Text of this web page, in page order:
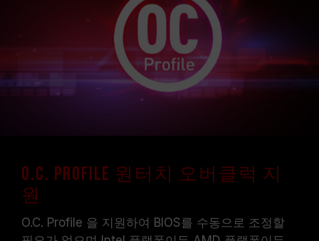
O.C. Profile 원터치 오버클럭 지
원
O.C. Profile 을 지원하여 BIOS를 수동으로 조정할